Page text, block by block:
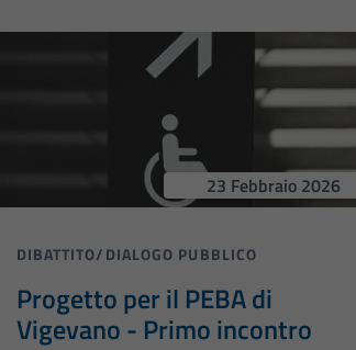
23 Febbraio 2026
DIBATTITO/DIALOGO PUBBLICO
Progetto per il PEBA di
Vigevano - Primo incontro